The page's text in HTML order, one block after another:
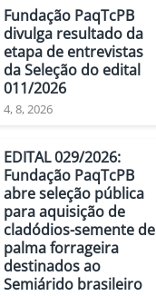
Fundação PaqTcPB
divulga resultado da
etapa de entrevistas
da Seleção do edital
011/2026
4, 8, 2026
EDITAL 029/2026:
Fundação PaqTcPB
abre seleção pública
para aquisição de
cladódios-semente de
palma forrageira
destinados ao
Semiárido brasileiro